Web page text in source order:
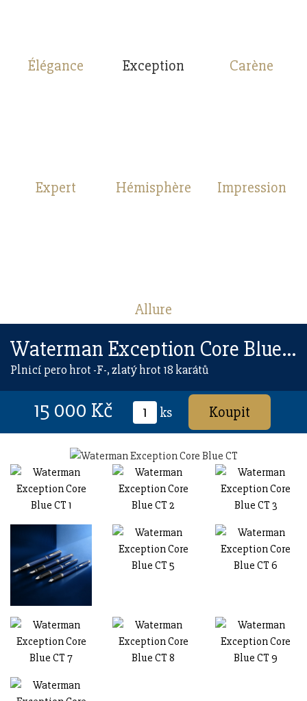
Élégance Exception Carène
Expert Hémisphère Impression
Allure
Waterman Exception Core Blue CT
Plnicí pero hrot -F-, zlatý hrot 18 karátů
15 000 Kč ks